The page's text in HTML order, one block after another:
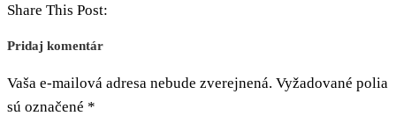
Share This Post:
Pridaj komentár
Vaša e-mailová adresa nebude zverejnená. Vyžadované polia
sú označené *